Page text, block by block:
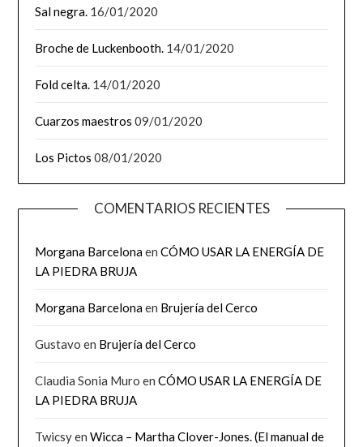
Sal negra. 16/01/2020
Broche de Luckenbooth. 14/01/2020
Fold celta. 14/01/2020
Cuarzos maestros 09/01/2020
Los Pictos 08/01/2020
COMENTARIOS RECIENTES
Morgana BarcelonaenCÓMO USAR LA ENERGÍA DE
LA PIEDRA BRUJA
Morgana Barcelonaen Brujería del Cerco
Gustavo en Brujería del Cerco
Claudia Sonia Muro enCÓMO USAR LA ENERGÍA DE
LA PIEDRA BRUJA
TwicsyenWicca – Martha Clover-Jones. (El manual de